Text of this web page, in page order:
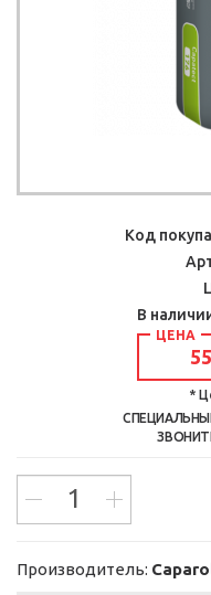
Код
В
ЦЕНА
*
Производитель: